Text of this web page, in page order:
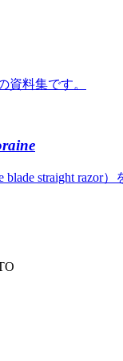
資料集です。
blade straight razor